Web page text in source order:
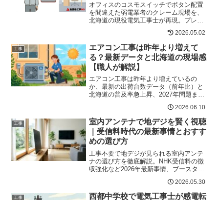
オフィスのコスモスイッチでボタン配置
を間違えた弱電業者のクレーム現場を、
北海道の現役電気工事士が再現。プレー
ト脱着・配線通線の資格境界線、写真記
録の重要性まで実例でわかる。2026.05.02
工事
エアコン工事は昨年より増えて
る？最新データと北海道の現場感
【職人が解説】
エアコン工事は昨年より増えているの
か、最新の出荷台数データ（前年比）と
北海道の普及率急上昇、2027年問題まで
説。早期予約が鍵になる理由もまとめま
した。
2026.06.10
工事
室内アンテナで地デジを賢く視聴
｜受信料時代の最新事情とおすす
めの選び方
工事不要で地デジが見られる室内アンテ
ナの選び方を徹底解説。NHK受信料の徴
収強化など2026年最新事情、ブースター
コミまでわかりやすく紹介。 2026.05.30
工事
西都中学校で電気工事士が感電転